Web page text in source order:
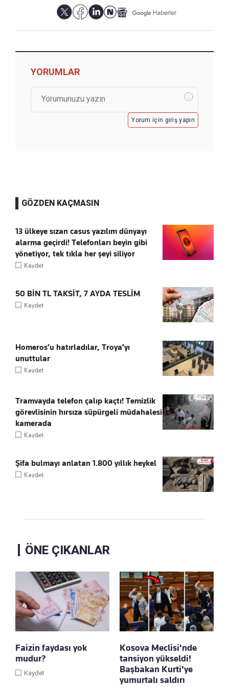
YORUMLAR
Yorum için giriş yapın
GÖZDEN KAÇMASIN
13 ülkeye sızan casus yazılım dünyayı
alarma geçirdi! Telefonları beyin gibi
yönetiyor, tek tıkla her şeyi siliyor
Kaydet
50 BİN TL TAKSİT, 7 AYDA TESLİM
Kaydet
Homeros’u hatırladılar, Troya’yı
unuttular
Kaydet
Tramvayda telefon çalıp kaçtı! Temizlik
görevlisinin hırsıza süpürgeli müdahalesi
kamerada
Kaydet
Şifa bulmayı anlatan 1.800 yıllık heykel
Kaydet
ÖNE ÇIKANLAR
Faizin faydası yok
mudur?
Kaydet
Kosova Meclisi'nde
tansiyon yükseldi!
Başbakan Kurti'ye
yumurtalı saldırı